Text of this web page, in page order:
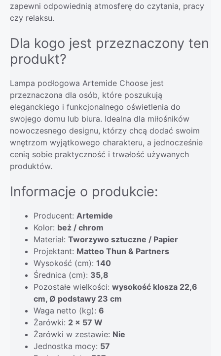
zapewni odpowiednią atmosferę do czytania, pracy
czy relaksu.
Dla kogo jest przeznaczony ten
produkt?
Lampa podłogowa Artemide Choose jest
przeznaczona dla osób, które poszukują
eleganckiego i funkcjonalnego oświetlenia do
swojego domu lub biura. Idealna dla miłośników
nowoczesnego designu, którzy chcą dodać swoim
wnętrzom wyjątkowego charakteru, a jednocześnie
cenią sobie praktyczność i trwałość używanych
produktów.
Informacje o produkcie:
Producent: Artemide
Kolor: beż / chrom
Materiał: Tworzywo sztuczne / Papier
Projektant: Matteo Thun & Partners
Wysokość (cm): 140
Średnica (cm): 35,8
Pozostałe wielkości: wysokość klosza 22,6
cm, Ø podstawy 23 cm
Waga netto (kg): 6
Żarówki: 2 x 57 W
Żarówki w zestawie: Nie
Jednostka mocy: 57